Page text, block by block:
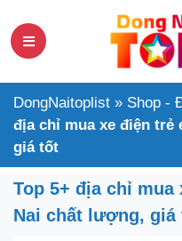
DongNaitoplist » Shop -
địa chỉ mua xe điện
giá tốt
Top 5+ địa chỉ
Nai chất lượng, giá